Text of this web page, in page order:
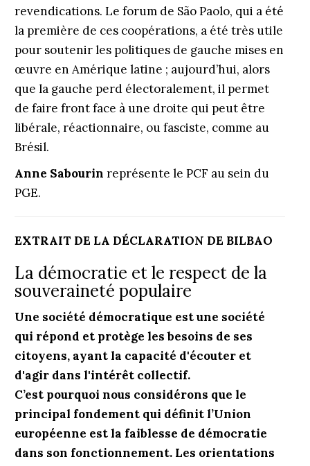
revendications. Le forum de São Paolo, qui a été
la première de ces coopérations, a été très utile
pour soutenir les politiques de gauche mises en
œuvre en Amérique latine ; aujourd’hui, alors
que la gauche perd électoralement, il permet
de faire front face à une droite qui peut être
libérale, réactionnaire, ou fasciste, comme au
Brésil.
Anne Sabourin représente le PCF au sein du
PGE.
EXTRAIT DE LA DÉCLARATION DE BILBAO
La démocratie et le respect de la
souveraineté populaire
Une société démocratique est une société
qui répond et protège les besoins de ses
citoyens, ayant la capacité d'écouter et
d'agir dans l'intérêt collectif.
C’est pourquoi nous considérons que le
principal fondement qui définit l’Union
européenne est la faiblesse de démocratie
dans son fonctionnement. Les orientations